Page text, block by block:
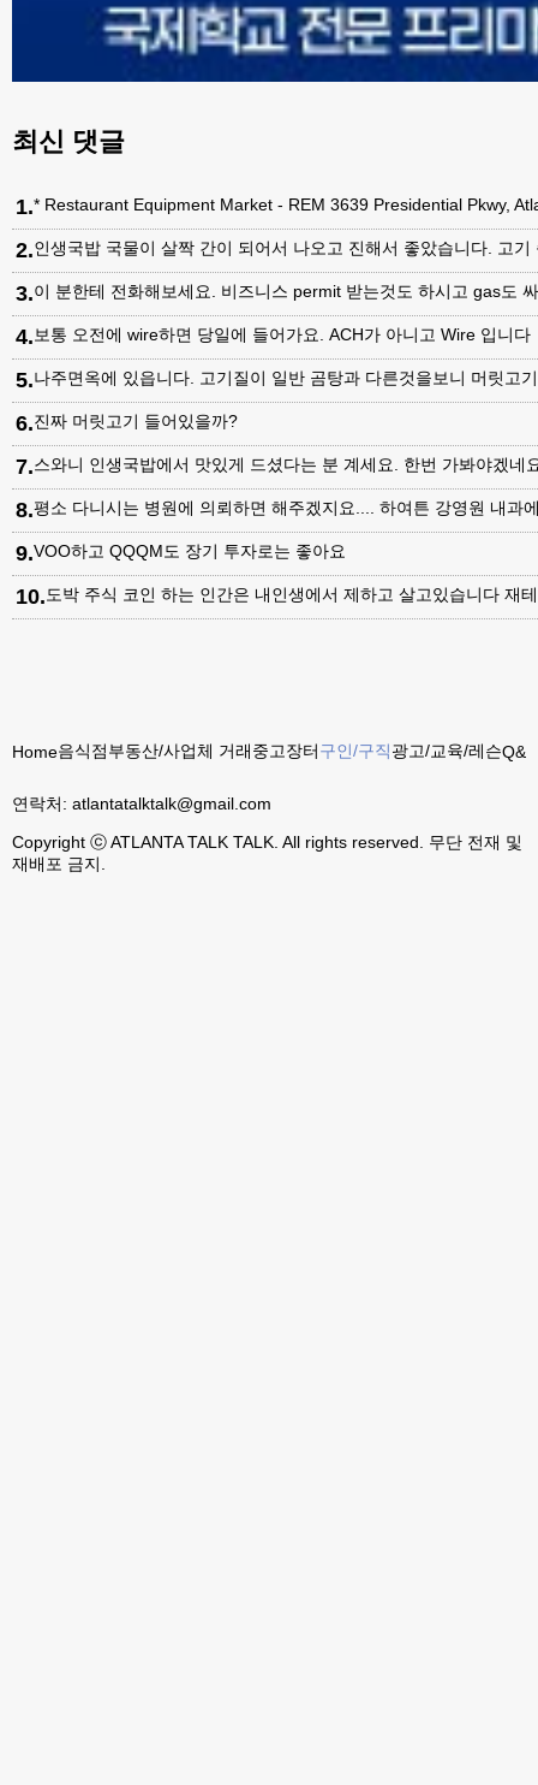
최신 댓글
1.* Restaurant Equipment Market - REM 3639 Presidential Pkwy,
2.인생국밥 국물이 살짝 간이 되어서 나오고 진해서 좋았습니다. 고
3.이 분한테 전화해보세요. 비즈니스 permit 받는것도 하시고 gas도
4.보통 오전에 wire하면 당일에 들어가요. ACH가 아니고 Wire 입니다
5.나주면옥에 있읍니다. 고기질이 일반 곰탕과 다른것을보니 머릿고
6.진짜 머릿고기 들어있을까?
7.스와니 인생국밥에서 맛있게 드셨다는 분 계세요. 한번 가봐야겠네
8.평소 다니시는 병원에 의뢰하면 해주겠지요.... 하여튼 강영원 내과
9.VOO하고 QQQM도 장기 투자로는 좋아요
10.도박 주식 코인 하는 인간은 내인생에서 제하고 살고있습니다 재
Home음식점부동산/사업체 거래중고장터구인/구직광고/교육/레슨Q&A
연락처: atlantatalktalk@gmail.com
Copyright ⓒ ATLANTA TALK TALK. All rights reserved. 무단 전재 및
재배포 금지.